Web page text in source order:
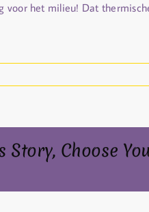
voor het milieu! Dat
Story, Choose